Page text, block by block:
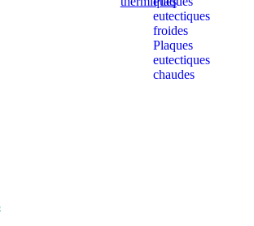
eutectiques
froides
Plaques
eutectiques
chaudes